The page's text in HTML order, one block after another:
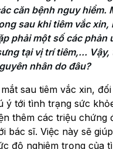
căn bệnh nguy hiểm.
sau khi tiêm vắc
phải một số các phản
tại vị trí tiêm,... Vậy,
nhân do đâu?
sau tiêm vắc xin,
ý tới tình trạng sức
thêm các triệu chứng
bác sĩ. Việc này sẽ
độ nghiêm trọng của